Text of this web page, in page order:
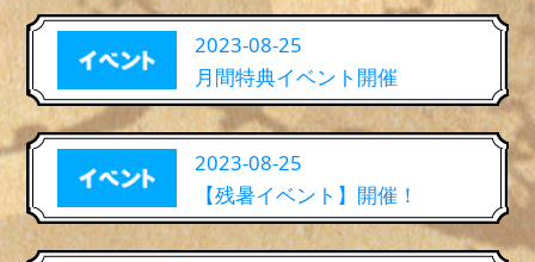
2023-08-25
月間特典イベント開催
2023-08-25
【残暑イベント】開催！